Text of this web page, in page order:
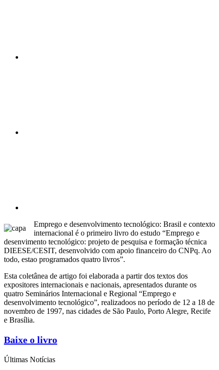
Emprego e desenvolvimento tecnológico: Brasil e contexto
internacional é o primeiro livro do estudo “Emprego e
desenvimento tecnológico: projeto de pesquisa e formação técnica
DIEESE/CESIT, desenvolvido com apoio financeiro do CNPq. Ao
todo, estao programados quatro livros”.
Esta coletânea de artigo foi elaborada a partir dos textos dos
expositores internacionais e nacionais, apresentados durante os
quatro Seminários Internacional e Regional “Emprego e
desenvolvimento tecnológico”, realizadoos no período de 12 a 18 de
novembro de 1997, nas cidades de São Paulo, Porto Alegre, Recife
e Brasília.
Baixe o livro
Últimas Notícias